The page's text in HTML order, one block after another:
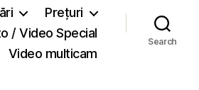
Prețuri
/ Video Special
Video multicam
Search